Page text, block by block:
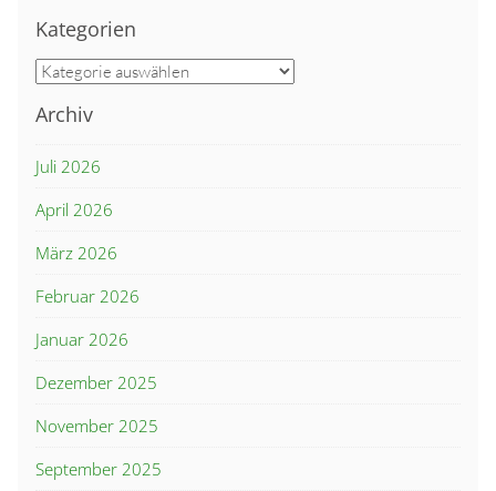
Kategorien
Kategorien
Archiv
Juli 2026
April 2026
März 2026
Februar 2026
Januar 2026
Dezember 2025
November 2025
September 2025